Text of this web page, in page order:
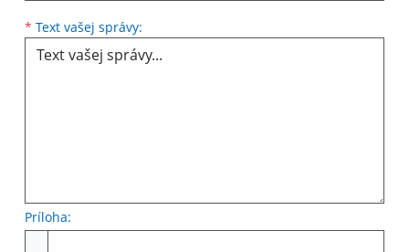
* Text vašej správy:
Príloha: